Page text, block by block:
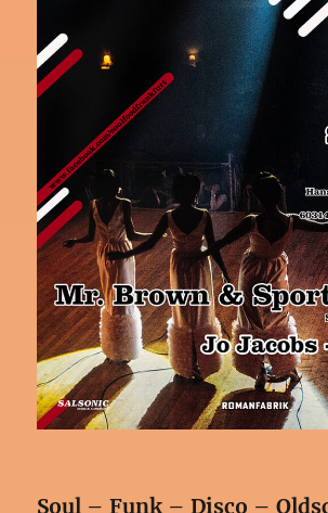
Soul – Funk – Disco –